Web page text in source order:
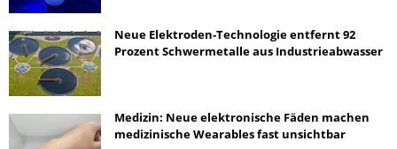
Neue Elektroden-Technologie entfernt 92
Prozent Schwermetalle aus Industrieabwasser
Medizin: Neue elektronische Fäden machen
medizinische Wearables fast unsichtbar